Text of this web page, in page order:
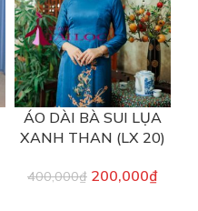
ÁO DÀI BÀ SUI LỤA
XANH THAN (LX 20)
400,000₫ 200,000₫